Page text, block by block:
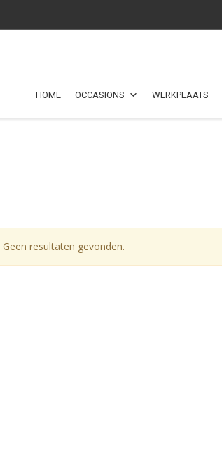
HOME OCCASIONS WERKPLAATS
Geen resultaten gevonden.